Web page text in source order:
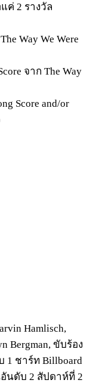
ค่ 2 รางวัล
Way We Were
จาก The Way
Score and/or
Hamlisch,
Bergman, ขับร้อง
1 ชาร์ท Billboard
นดับ 2 สัปดาห์ที่ 2